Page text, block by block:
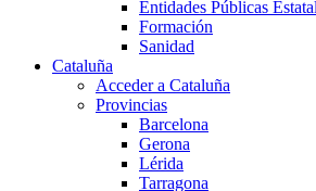
Entidades Públicas
Formación
Sanidad
Cataluña
Acceder a Cataluña
Provincias
Barcelona
Gerona
Lérida
Tarragona